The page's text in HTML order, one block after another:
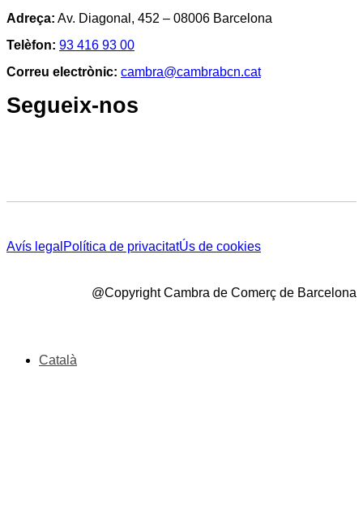
Adreça: Av. Diagonal, 452 – 08006 Barcelona
Telèfon: 93 416 93 00
Correu electrònic: cambra@cambrabcn.cat
Segueix-nos
Avís legal Política de privacitatÚs de cookies
@Copyright Cambra de Comerç de Barcelona
Català